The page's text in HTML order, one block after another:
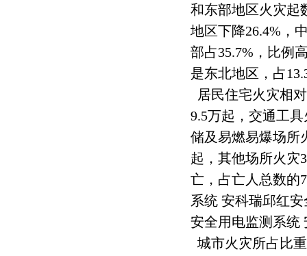
和东部地区火灾起
地区下降26.4%，
部占35.7%，比例
是东北地区，占
居民住宅火灾相
9.5万起，交通工
储及易燃易爆场所
起，其他场所火灾
亡，占亡人总数的
系统 安科瑞邱红
安全用电监测系统
城市火灾所占比